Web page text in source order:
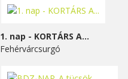
1. nap - KORTÁRS A...
Fehérvárcsurgó